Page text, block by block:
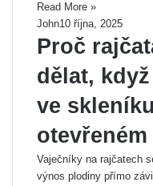
Read More »
John10 října, 2025
Proč
dělat,
ve
Vaječníky na rajčatech
výnos plodiny přímo